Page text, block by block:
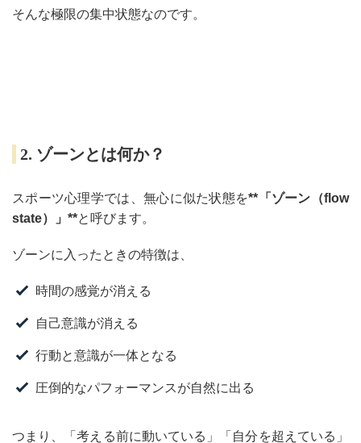
そんな極限の集中状態なのです。
2. ゾーンとは何か？
スポーツ心理学では、無心に似た状態を**「ゾーン（flow
state）」**と呼びます。
ゾーンに入ったときの特徴は、
時間の感覚が消える
自己意識が消える
行動と意識が一体となる
圧倒的なパフォーマンスが自然に出る
つまり、「考える前に動いている」「自分を超えている」